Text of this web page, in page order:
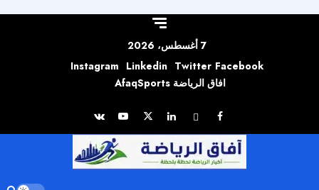
7 أغسطس، 2026
Facebook
Twitter
Linkedin
Instagram
افاق الرياضة AfaqSports